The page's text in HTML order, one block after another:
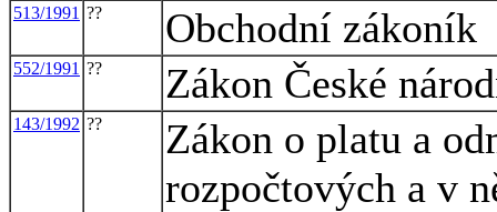
513/1991 ?? Obchodní zákoník
552/1991 ?? Zákon České
143/1992 ??
Zákon o platu a
rozpočtových a v